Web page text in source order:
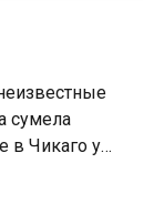
сумела
в Чикаго у
убийца.